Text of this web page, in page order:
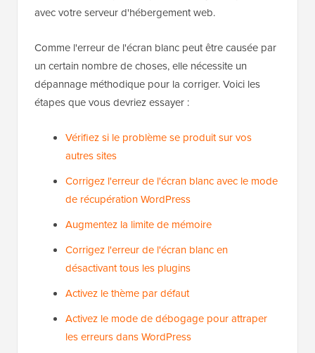
avec votre serveur d'hébergement web.
Comme l'erreur de l'écran blanc peut être causée par
un certain nombre de choses, elle nécessite un
dépannage méthodique pour la corriger. Voici les
étapes que vous devriez essayer :
Vérifiez si le problème se produit sur vos
autres sites
Corrigez l'erreur de l'écran blanc avec le mode
de récupération WordPress
Augmentez la limite de mémoire
Corrigez l'erreur de l'écran blanc en
désactivant tous les plugins
Activez le thème par défaut
Activez le mode de débogage pour attraper
les erreurs dans WordPress